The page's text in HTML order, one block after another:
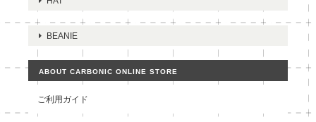
BEANIE
ABOUT CARBONIC ONLINE STORE
ご利用ガイド